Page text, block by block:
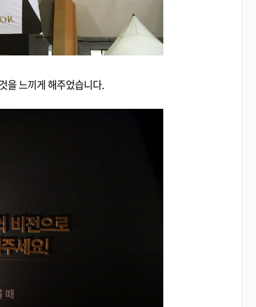
을 느끼게 해주었습니다.